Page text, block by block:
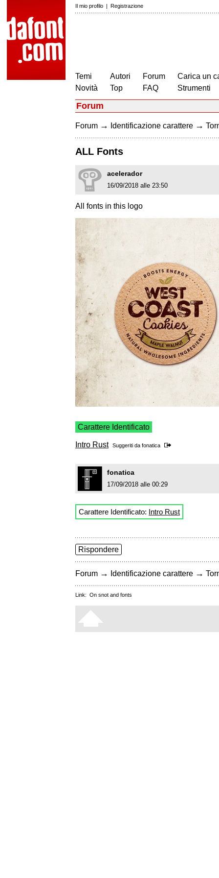
Il mio profilo | Registrazione
Temi
Novità
Autori
Top
Forum
FAQ
Carica un
Strumenti
Forum
Forum → Identificazione carattere →
ALL Fonts
acelerador
16/09/2018 alle 23:50
All fonts in this logo
Carattere Identificato
Intro Rust Suggeriti da fonatica
fonatica
17/09/2018 alle 00:29
Carattere Identificato: Intro Rust
Rispondere
Forum → Identificazione carattere →
Link: On snot and fonts